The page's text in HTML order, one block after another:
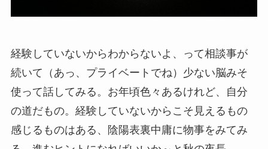
経験していないからわからないよ、って相談事が
続いて（あっ、プライベートでね）少ない脳みそ
使って話してみる。お年頃色々あるけれど、自分
の道だもの。経験していないからこそ見えるもの
感じるものはある、陰陽表裏中庸に物事をみてみ